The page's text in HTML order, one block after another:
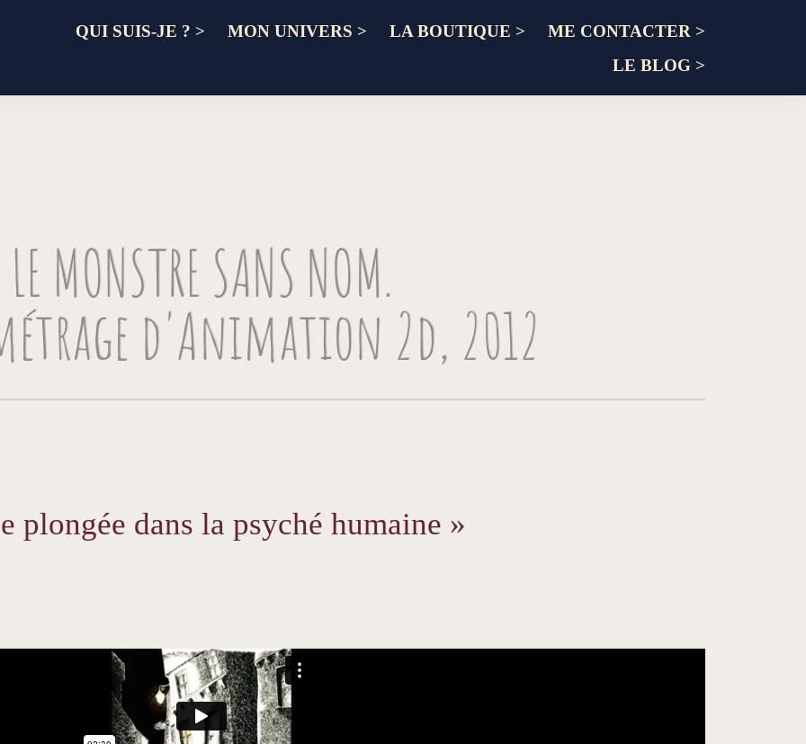
QUI SUIS-JE ? > MON UNIVERS > LA BOUTIQUE >
ME CONTACTER >
LE BLOG >
LE MONSTRE SANS NOM.
d'Animation 2d, 2012
plongée dans la psyché humaine »